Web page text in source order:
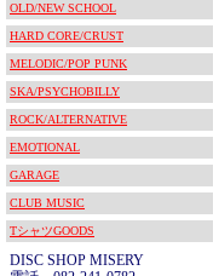
OLD/NEW SCHOOL
HARD CORE/CRUST
MELODIC/POP PUNK
SKA/PSYCHOBILLY
ROCK/ALTERNATIVE
EMOTIONAL
GARAGE
CLUB MUSIC
TシャツGOODS
DISC SHOP MISERY